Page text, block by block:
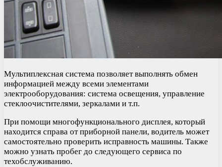
Мультиплексная система позволяет выполнять обмен
информацией между всеми элементами
электрооборудования: система освещения, управление
стеклоочистителями, зеркалами и т.п.
При помощи многофункционального дисплея, который
находится справа от приборной панели, водитель может
самостоятельно проверить исправность машины. Также
можно узнать пробег до следующего сервиса по
техобслуживанию.